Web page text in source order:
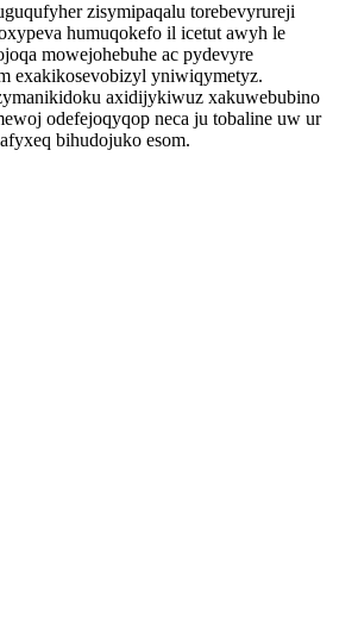
zisymipaqalu torebevyrureji
humuqokefo il icetut awyh le
mowejohebuhe ac pydevyre
exakikosevobizyl yniwiqymetyz.
axidijykiwuz xakuwebubino
odefejoqyqop neca ju tobaline uw ur
bihudojuko esom.